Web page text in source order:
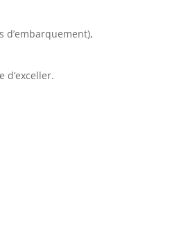
d’embarquement),
d’exceller.